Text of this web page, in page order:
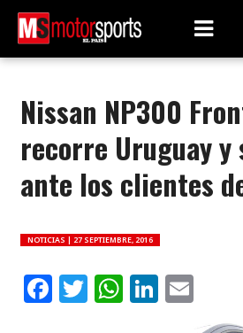
Nissan NP300
recorre Uruguay y
ante los clientes
NOTICIAS | 27 SEPTIEMBRE, 2016
Facebook
Twitter